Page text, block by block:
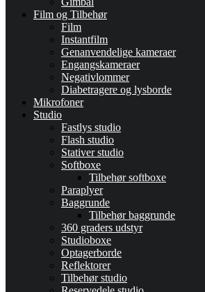
Film og Tilbehør
Film
Instantfilm
Genanvendelige kameraer
Engangskameraer
Negativlommer
Diabetragere og lysborde
Mikrofoner
Studio
Fastlys studio
Flash studio
Stativer studio
Softboxe
Tilbehør softboxe
Paraplyer
Baggrunde
Tilbehør baggrunde
360 graders udstyr
Studioboxe
Optagerborde
Reflektorer
Tilbehør studio